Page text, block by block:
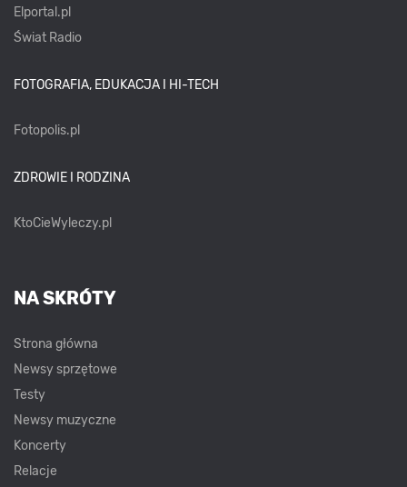
Elportal.pl
Świat Radio
FOTOGRAFIA, EDUKACJA I HI-TECH
Fotopolis.pl
ZDROWIE I RODZINA
KtoCieWyleczy.pl
NA SKRÓTY
Strona główna
Newsy sprzętowe
Testy
Newsy muzyczne
Koncerty
Relacje